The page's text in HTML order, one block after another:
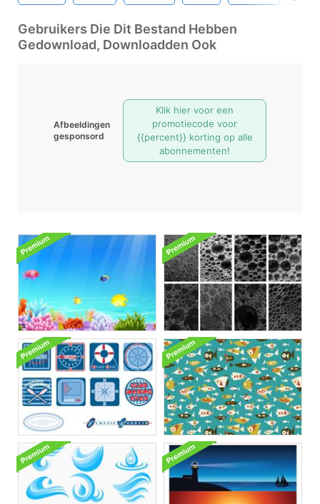
Gebruikers Die Dit Bestand Hebben
Gedownload, Downloadden Ook
Afbeeldingen
gesponsord
Klik hier voor een
promotiecode voor
{{percent}} korting op alle
abonnementen!